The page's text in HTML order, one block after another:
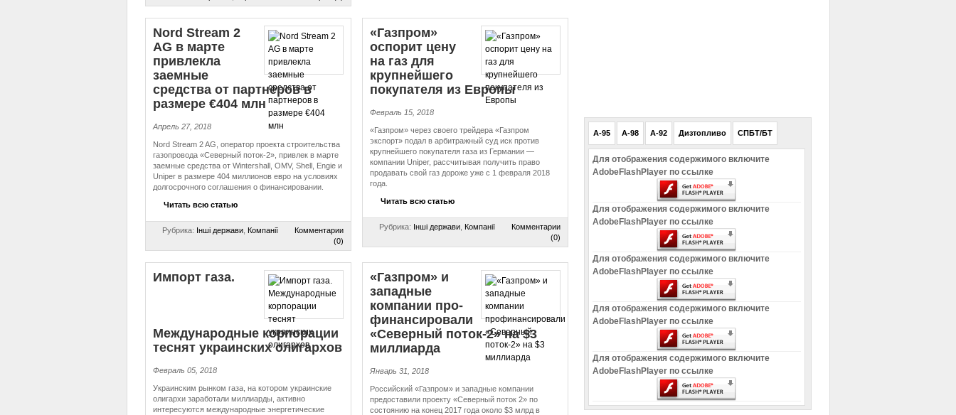
Nord Stream 2
AG в марте
привлекла
заемные
средства от партнеров в
размере €404 млн
Апрель 27, 2018
Nord Stream 2 AG, оператор проекта строительства
газопровода «Северный поток-2», привлек в марте
заемные средства от Wintershall, OMV, Shell, Engie и
Uniper в размере 404 миллионов евро на условиях
долгосрочного соглашения о финансировании.
Читать всю статью
Рубрика: Інші держави, Компанії
Комментарии
(0)
«Газпром»
оспорит цену
на газ для
крупнейшего
покупателя из Европы
Февраль 15, 2018
«Газпром» через своего трейдера «Газпром
экспорт» подал в арбитражный суд иск против
крупнейшего покупателя газа из Германии —
компании Uniper, рассчитывая получить право
продавать свой газ дороже уже с 1 февраля 2018
года.
Читать всю статью
Рубрика: Інші держави, Компанії
Комментарии
(0)
Импорт газа.
Международные корпорации
теснят украинских олигархов
Февраль 05, 2018
Украинским рынком газа, на котором украинские
олигархи заработали миллиарды, активно
интересуются международные энергетические
«Газпром» и
западные
компании про­
фи­нан­си­ро­ва­ли
«Северный поток-2» на $3
миллиарда
Январь 31, 2018
Российский «Газпром» и западные компании
предоставили проекту «Северный поток 2» по
состоянию на конец 2017 года около $3 млрд в
A-95 A-98 A-92 Дизтопливо СПБТ/БТ
Для отображения содержимого включите
AdobeFlashPlayer по ссылке
Для отображения содержимого включите
AdobeFlashPlayer по ссылке
Для отображения содержимого включите
AdobeFlashPlayer по ссылке
Для отображения содержимого включите
AdobeFlashPlayer по ссылке
Для отображения содержимого включите
AdobeFlashPlayer по ссылке